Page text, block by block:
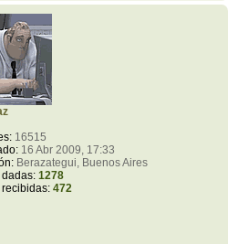
16515
16 Abr 2009, 17:33
Berazategui, Buenos Aires
1278
472